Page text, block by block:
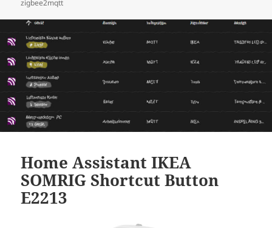
zigbee2mqtt
Home Assistant IKEA
SOMRIG Shortcut Button
E2213